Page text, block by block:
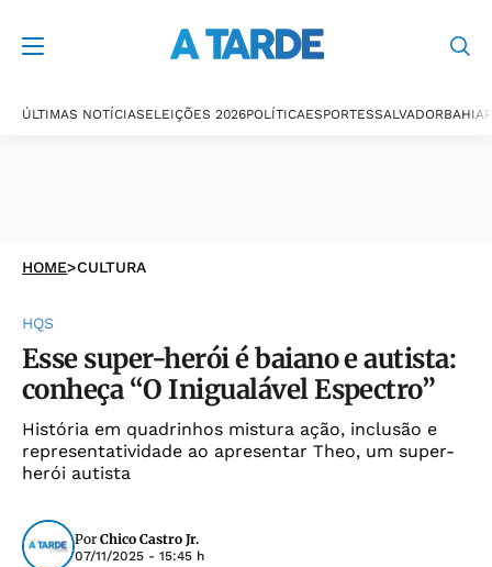
ÚLTIMAS NOTÍCIASELEIÇÕES 2026POLÍTICAESPORTESSALVADORBAHIA
HOME>CULTURA
HQS
Esse super-herói é baiano e autista:
conheça “O Inigualável Espectro”
História em quadrinhos mistura ação, inclusão e
representatividade ao apresentar Theo, um super-
herói autista
Por Chico Castro Jr.
07/11/2025 - 15:45 h